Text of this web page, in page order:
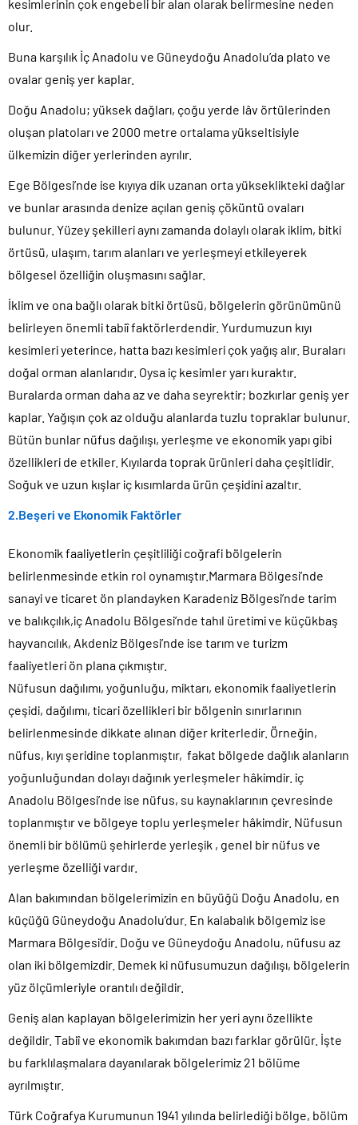
kesimlerinin çok engebeli bir alan olarak belirmesine neden
olur.
Buna karşılık İç Anadolu ve Güneydoğu Anadolu’da plato ve
ovalar geniş yer kaplar.
Doğu Anadolu; yüksek dağları, çoğu yerde lâv örtülerinden
oluşan platoları ve 2000 metre ortalama yükseltisiyle
ülkemizin diğer yerlerinden ayrılır.
Ege Bölgesi’nde ise kıyıya dik uzanan orta yükseklikteki dağlar
ve bunlar arasında denize açılan geniş çöküntü ovaları
bulunur. Yüzey şekilleri aynı zamanda dolaylı olarak iklim, bitki
örtüsü, ulaşım, tarım alanları ve yerleşmeyi etkileyerek
bölgesel özelliğin oluşmasını sağlar.
İklim ve ona bağlı olarak bitki örtüsü, bölgelerin görünümünü
belirleyen önemli tabiî faktörlerdendir. Yurdumuzun kıyı
kesimleri yeterince, hatta bazı kesimleri çok yağış alır. Buraları
doğal orman alanlarıdır. Oysa iç kesimler yarı kuraktır.
Buralarda orman daha az ve daha seyrektir; bozkırlar geniş yer
kaplar. Yağışın çok az olduğu alanlarda tuzlu topraklar bulunur.
Bütün bunlar nüfus dağılışı, yerleşme ve ekonomik yapı gibi
özellikleri de etkiler. Kıyılarda toprak ürünleri daha çeşitlidir.
Soğuk ve uzun kışlar iç kısımlarda ürün çeşidini azaltır.
2.Beşeri ve Ekonomik Faktörler
Ekonomik faaliyetlerin çeşitliliği coğrafi bölgelerin
belirlenmesinde etkin rol oynamıştır.Marmara Bölgesi’nde
sanayi ve ticaret ön plandayken Karadeniz Bölgesi’nde tarim
ve balıkçılık,iç Anadolu Bölgesi’nde tahıl üretimi ve küçükbaş
hayvancılık, Akdeniz Bölgesi’nde ise tarım ve turizm
faaliyetleri ön plana çıkmıştır.
Nüfusun dağılımı, yoğunluğu, miktarı, ekonomik faaliyetlerin
çeşidi, dağılımı, ticari özellikleri bir bölgenin sınırlarının
belirlenmesinde dikkate alınan diğer kriterledir. Örneğin,
nüfus, kıyı şeridine toplanmıştır, fakat bölgede dağlık alanların
yoğunluğundan dolayı dağınık yerleşmeler hâkimdir. iç
Anadolu Bölgesi’nde ise nüfus, su kaynaklarının çevresinde
toplanmıştır ve bölgeye toplu yerleşmeler hâkimdir. Nüfusun
önemli bir bölümü şehirlerde yerleşik , genel bir nüfus ve
yerleşme özelliği vardır.
Alan bakımından bölgelerimizin en büyüğü Doğu Anadolu, en
küçüğü Güneydoğu Anadolu’dur. En kalabalık bölgemiz ise
Marmara Bölgesi’dir. Doğu ve Güneydoğu Anadolu, nüfusu az
olan iki bölgemizdir. Demek ki nüfusumuzun dağılışı, bölgelerin
yüz ölçümleriyle orantılı değildir.
Geniş alan kaplayan bölgelerimizin her yeri aynı özellikte
değildir. Tabiî ve ekonomik bakımdan bazı farklar görülür. İşte
bu farklılaşmalara dayanılarak bölgelerimiz 21 bölüme
ayrılmıştır.
Türk Coğrafya Kurumunun 1941 yılında belirlediği bölge, bölüm